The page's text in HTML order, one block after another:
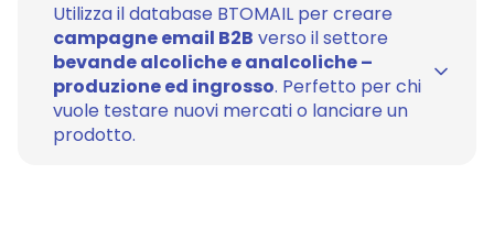
Utilizza il database BTOMAIL per creare
campagne email B2B verso il settore
bevande alcoliche e analcoliche –
produzione ed ingrosso. Perfetto per chi
vuole testare nuovi mercati o lanciare un
prodotto.